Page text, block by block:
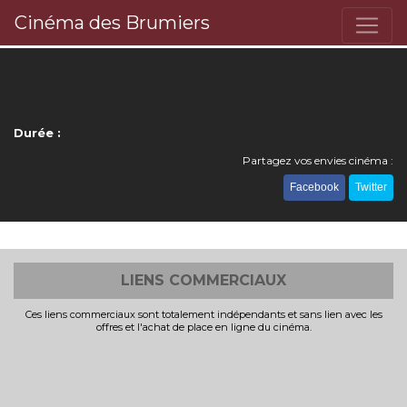
Cinéma des Brumiers
Durée :
Partagez vos envies cinéma :
Facebook Twitter
LIENS COMMERCIAUX
Ces liens commerciaux sont totalement indépendants et sans lien avec les
offres et l'achat de place en ligne du cinéma.